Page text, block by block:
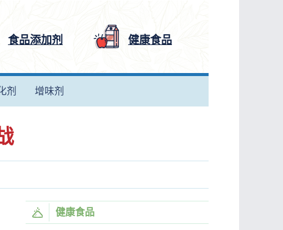
食品添加剂 健康食品
剂 增味剂
健康食品